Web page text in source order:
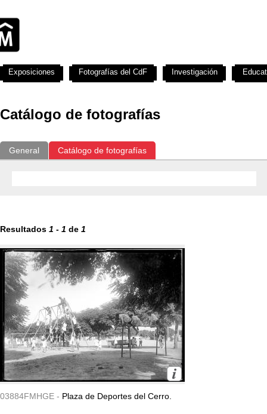
Catálogo de fotografías
General Catálogo de fotografías
Resultados 1 - 1 de 1
03884FMHGE - Plaza de Deportes del Cerro.
Exposiciones Fotografías del CdF Investigación